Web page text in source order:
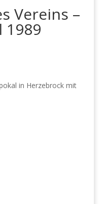
Vereins –
1989
in Herzebrock mit